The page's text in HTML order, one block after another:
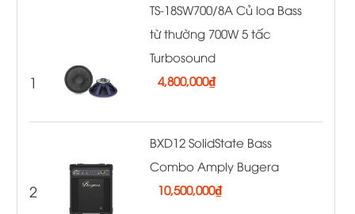
1
TS-18SW700/8A Củ loa Bass
từ thường 700W 5 tấc
Turbosound
4,800,000₫
2
BXD12 SolidState Bass
Combo Amply Bugera
10,500,000₫